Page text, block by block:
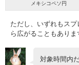
メキシコペソ円
ただし、いずれもス
ら広がることもありま
対象時間内